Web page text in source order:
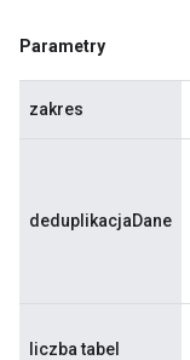
Parametry
zakres
deduplikacjaDane
liczba tabel